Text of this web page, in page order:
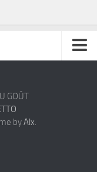
GOÛT
byAlx.